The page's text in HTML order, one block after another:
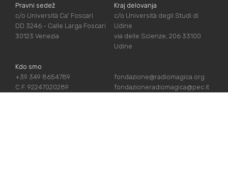
Pravni sedež
c/o Università Ca' Foscari
DD 3246 - Calle Larga Foscari
30123 Venezia
Kraj delovanja
c/o Università degli Studi di
Udine
via delle Scienze, 206 33100
Udine
Kdo smo
+39 349 8654789
C.F. 92247020289
fondazione@radiomagica.org
fondazioneradiomagica@pec.it